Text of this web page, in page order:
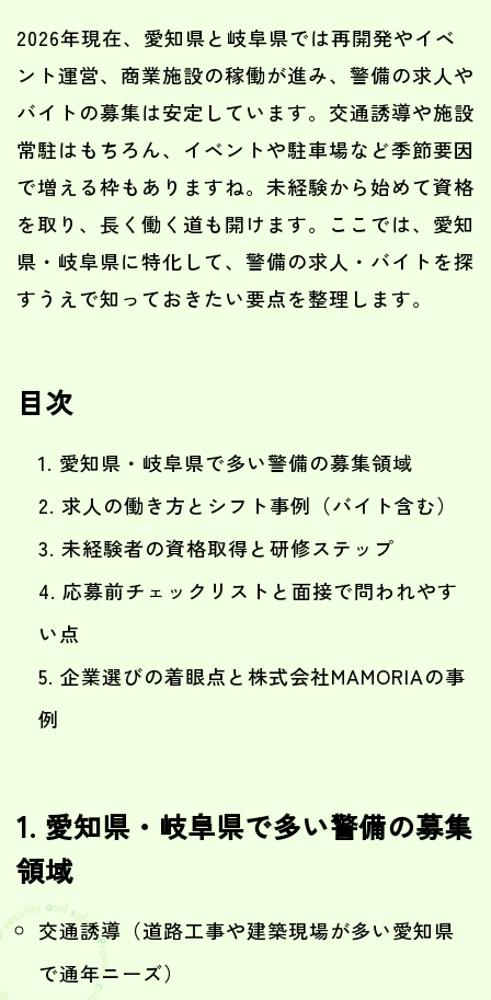
2026年現在、愛知県と岐阜県では再開発やイベ
ント運営、商業施設の稼働が進み、警備の求人や
バイトの募集は安定しています。交通誘導や施設
常駐はもちろん、イベントや駐車場など季節要因
で増える枠もありますね。未経験から始めて資格
を取り、長く働く道も開けます。ここでは、愛知
県・岐阜県に特化して、警備の求人・バイトを探
すうえで知っておきたい要点を整理します。
目次
愛知県・岐阜県で多い警備の募集領域
求人の働き方とシフト事例（バイト含む）
未経験者の資格取得と研修ステップ
応募前チェックリストと面接で問われやす
い点
企業選びの着眼点と株式会社MAMORIAの事
例
1. 愛知県・岐阜県で多い警備の募集
領域
交通誘導（道路工事や建築現場が多い愛知県
で通年ニーズ）